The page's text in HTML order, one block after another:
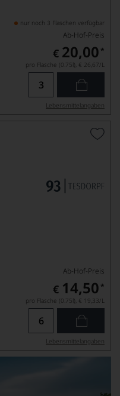
nur noch 3 Flaschen verfügbar
Ab-Hof-Preis
€ 20,00 *
pro Flasche (0.75l), € 26,67/L
Lebensmittel­angaben
Ab-Hof-Preis
€ 14,50 *
pro Flasche (0.75l), € 19,33/L
Lebensmittel­angaben